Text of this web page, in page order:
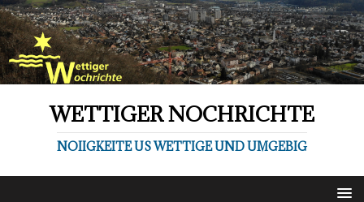
WETTIGER NOCHRICHTE
NOIIGKEITE US WETTIGE UND UMGEBIG